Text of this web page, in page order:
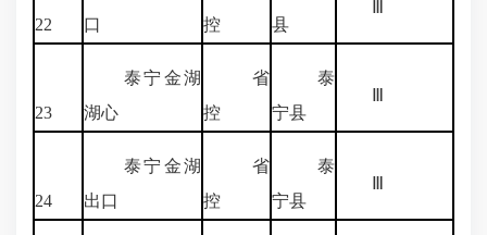
22
口
控
县
23
泰宁金湖
湖心
省
控
泰
宁县
24
泰宁金湖
出口
省
控
泰
宁县